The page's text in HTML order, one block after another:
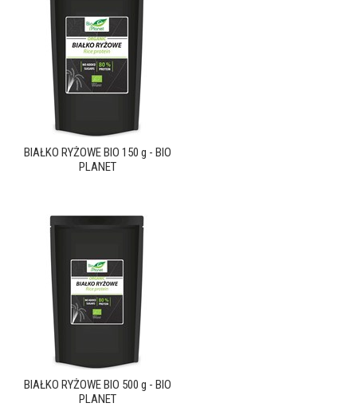
BIAŁKO RYŻOWE BIO 150 g - BIO
PLANET
BIAŁKO RYŻOWE BIO 500 g - BIO
PLANET